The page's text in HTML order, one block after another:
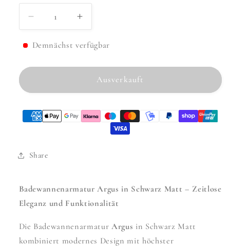
Verringere
die
Menge
Badewannenarmatur
Black
Erhöhe
die
Menge
Badewannenarmatur
Argus
Black
Demnächst verfügbar
Ausverkauft
Share
Badewannenarmatur Argus in Schwarz Matt – Zeitlose
Eleganz und Funktionalität
Die BadewannenarmaturArgus in Schwarz Matt
kombiniert modernes Design mit höchster